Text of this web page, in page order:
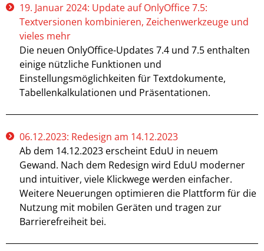
19. Januar 2024: Update auf OnlyOffice 7.5:
Textversionen kombinieren, Zeichenwerkzeuge und
vieles mehr
Die neuen OnlyOffice-Updates 7.4 und 7.5 enthalten
einige nützliche Funktionen und
Einstellungsmöglichkeiten für Textdokumente,
Tabellenkalkulationen und Präsentationen.
06.12.2023: Redesign am 14.12.2023
Ab dem 14.12.2023 erscheint EduU in neuem
Gewand. Nach dem Redesign wird EduU moderner
und intuitiver, viele Klickwege werden einfacher.
Weitere Neuerungen optimieren die Plattform für die
Nutzung mit mobilen Geräten und tragen zur
Barrierefreiheit bei.